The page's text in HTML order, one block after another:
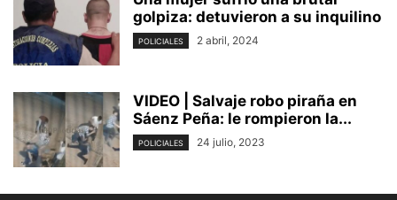
golpiza: detuvieron a su inquilino
POLICIALES 2 abril, 2024
VIDEO | Salvaje robo piraña en
Sáenz Peña: le rompieron la...
POLICIALES 24 julio, 2023